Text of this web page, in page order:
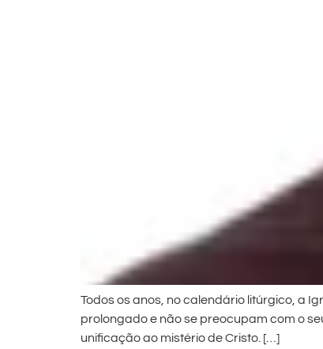
Todos os anos, no calendário litúrgico, a
prolongado e não se preocupam com o
unificação ao mistério de Cristo. […]